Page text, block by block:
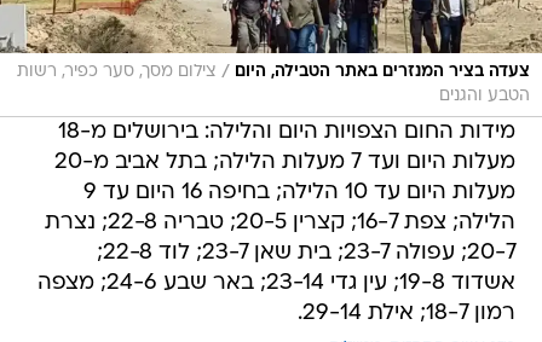
צעדה בציר המנזרים באתר הטבילה, היום / צילום מסך, סער כפיר, רשות
הטבע והגנים
מידות החום הצפויות היום והלילה: בירושלים מ-18
מעלות היום ועד 7 מעלות הלילה; בתל אביב מ-20
מעלות היום עד 10 הלילה; בחיפה 16 היום עד 9
הלילה; צפת 16-7; קצרין 20-5; טבריה 22-8; נצרת
20-7; עפולה 23-7; בית שאן 23-7; לוד 22-8;
אשדוד 19-8; עין גדי 23-14; באר שבע 24-6; מצפה
רמון 18-7; אילת 29-14.